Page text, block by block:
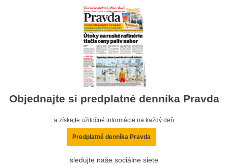
Objednajte si predplatné denníka Pravda
a získajte užitočné informácie na každý deň
Predplatné denníka Pravda
sledujte naše sociálne siete